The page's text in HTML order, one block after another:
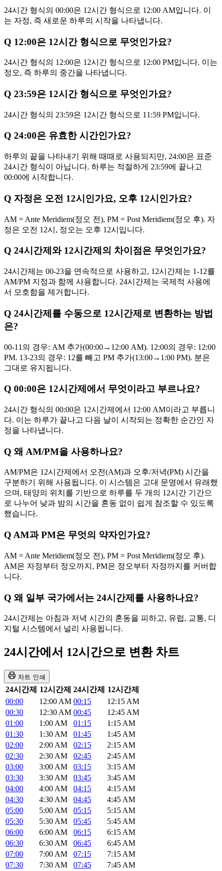
24시간 형식의 00:00은 12시간 형식으로 12:00 AM입니다. 이
는 자정, 즉 새로운 하루의 시작을 나타냅니다.
Q 12:00은 12시간 형식으로 무엇인가요?
24시간 형식의 12:00은 12시간 형식으로 12:00 PM입니다. 이는
정오, 즉 하루의 중간을 나타냅니다.
Q 23:59은 12시간 형식으로 무엇인가요?
24시간 형식의 23:59은 12시간 형식으로 11:59 PM입니다.
Q 24:00은 유효한 시간인가요?
하루의 끝을 나타내기 위해 때때로 사용되지만, 24:00은 표준
24시간 형식이 아닙니다. 하루는 적절하게 23:59에 끝나고
00:00에 시작합니다.
Q 자정은 오전 12시인가요, 오후 12시인가요?
AM = Ante Meridiem(정오 전), PM = Post Meridiem(정오 후). 자
정은 오전 12시, 정오는 오후 12시입니다.
Q 24시간제와 12시간제의 차이점은 무엇인가요?
24시간제는 00-23을 연속적으로 사용하고, 12시간제는 1-12를
AM/PM 지정과 함께 사용합니다. 24시간제는 국제적 사용에
서 모호함을 제거합니다.
Q 24시간제를 수동으로 12시간제로 변환하는 방법
은?
00-11의 경우: AM 추가(00:00→12:00 AM). 12:00의 경우: 12:00
PM. 13-23의 경우: 12를 빼고 PM 추가(13:00→1:00 PM). 분은
그대로 유지됩니다.
Q 00:00은 12시간제에서 무엇이라고 부르나요?
24시간 형식의 00:00은 12시간제에서 12:00 AM이라고 부릅니
다. 이는 하루가 끝나고 다음 날이 시작되는 정확한 순간인 자
정을 나타냅니다.
Q 왜 AM/PM을 사용하나요?
AM/PM은 12시간제에서 오전(AM)과 오후/저녁(PM) 시간을
구분하기 위해 사용됩니다. 이 시스템은 고대 문명에서 유래했
으며, 태양의 위치를 기반으로 하루를 두 개의 12시간 기간으
로 나누어 낮과 밤의 시간을 혼동 없이 쉽게 참조할 수 있도록
했습니다.
Q AM과 PM은 무엇의 약자인가요?
AM = Ante Meridiem(정오 전), PM = Post Meridiem(정오 후).
AM은 자정부터 정오까지, PM은 정오부터 자정까지를 커버합
니다.
Q 왜 일부 국가에서는 24시간제를 사용하나요?
24시간제는 아침과 저녁 시간의 혼동을 피하고, 유럽, 교통, 디
지털 시스템에서 널리 사용됩니다.
24시간에서 12시간으로 변환 차트
차트 인쇄
24시간제 12시간제 24시간제
12시간제
00:00
12:00 AM 00:15
12:15 AM
00:30
12:30 AM 00:45
12:45 AM
01:00
1:00 AM 01:15
1:15 AM
01:30
1:30 AM 01:45
1:45 AM
02:00
2:00 AM 02:15
2:15 AM
02:30
2:30 AM 02:45
2:45 AM
03:00
3:00 AM 03:15
3:15 AM
03:30
3:30 AM 03:45
3:45 AM
04:00
4:00 AM 04:15
4:15 AM
04:30
4:30 AM 04:45
4:45 AM
05:00
5:00 AM 05:15
5:15 AM
05:30
5:30 AM 05:45
5:45 AM
06:00
6:00 AM 06:15
6:15 AM
06:30
6:30 AM 06:45
6:45 AM
07:00
7:00 AM 07:15
7:15 AM
07:30
7:30 AM 07:45
7:45 AM